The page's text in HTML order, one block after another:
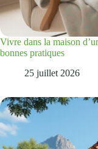
Vivre dans la maison
bonnes pratiques
25 juillet 2026